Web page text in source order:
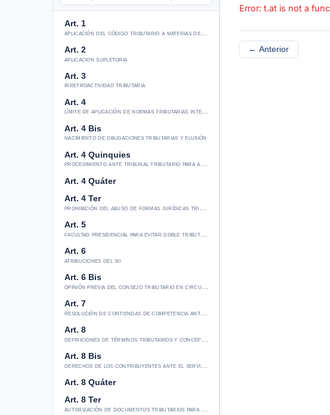
Art. 1
aplicación del código tributario a materias de competencia del sii
Art. 2
aplicacion supletoria
Art. 3
irretroactividad tributaria
Art. 4
límite de aplicación de normas tributarias internas
Art. 4 Bis
nacimiento de obligaciones tributarias y elusión
Art. 4 Quinquies
procedimiento ante tribunal tributario para abuso o simulación
Art. 4 Quáter
Art. 4 Ter
prohibición del abuso de formas jurídicas tributarias
Art. 5
facultad presidencial para evitar doble tributación internacional
Art. 6
atribuciones del sii
Art. 6 Bis
opinión previa del consejo tributario en circulares tributarias
Art. 7
resolución de contiendas de competencia ante corte suprema
Art. 8
definiciones de términos tributarios y conceptos clave
Art. 8 Bis
derechos de los contribuyentes ante el servicio de impuestos internos
Art. 8 Quáter
Art. 8 Ter
autorización de documentos tributarios para contribuyentes nuevos
Error: t.at is not a
← Anterior